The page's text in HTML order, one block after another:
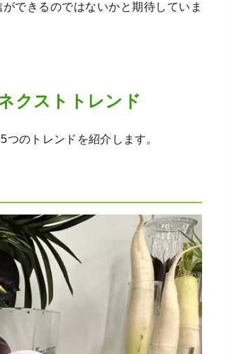
できるのではないかと期待していま
クストトレンド
のトレンドを紹介します。